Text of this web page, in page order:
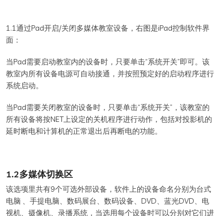
1.1通过Pad开启/关闭多媒体教室设备，右图是iPad控制软件界
面：
当Pad需要启动教室内的设备时，只要单击“系统开关”即可。该
教室内所有设备电源可自动接通，并按照预定好的启动程序进行
系统启动。
当Pad需要关闭教室的设备时，只要单击“系统开关”，该教室的
所有设备将按NET上设定的关机程序进行动作，包括对投影机的
延时断电和计算机的正常退出后再断电的功能。
1.2多媒体切换区
该选项里共有9个可选外部设备，软件上的设备命名分别为台式
电脑 、手提电脑、数码展台、数码设备、DVD、蓝光DVD、电
视机、摄像机、录播系统，当选用每个设备时可以分别对它们进